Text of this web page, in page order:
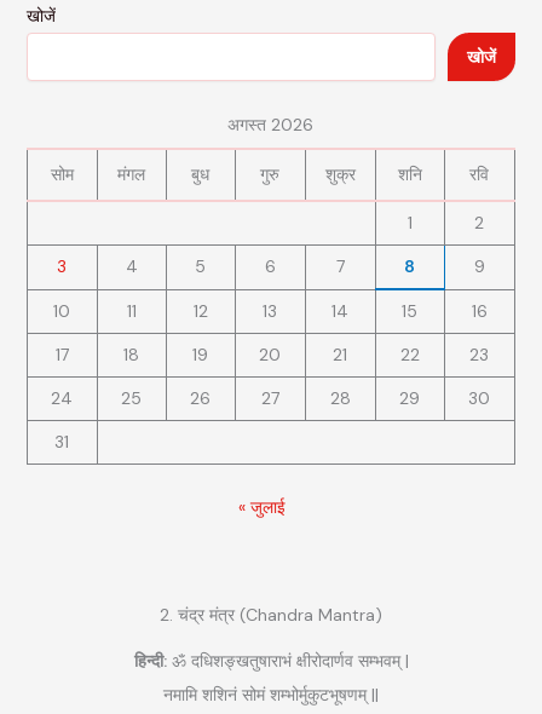
खोजें
खोजें
अगस्त 2026
सोम मंगल बुध गुरु शुक्र शनि रवि
1
2
3
4 5 6 7 8 9
10 11 12 13 14 15
16
17
18 19 20 21 22
23
24
25 26 27 28 29
30
31
« जुलाई
2. चंद्र मंत्र (Chandra Mantra)
हिन्दी:ॐ दधिशङ्खतुषाराभं क्षीरोदार्णव सम्भवम् |
नमामि शशिनं सोमं शम्भोर्मुकुटभूषणम् ||